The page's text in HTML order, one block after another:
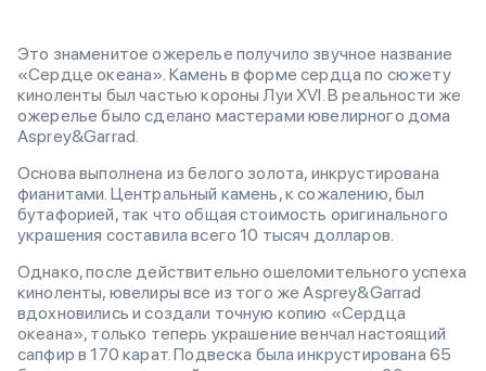
Это знаменитое ожерелье получило звучное название
«Сердце океана». Камень в форме сердца по сюжету
киноленты был частью короны Луи XVI. В реальности же
ожерелье было сделано мастерами ювелирного дома
Asprey&Garrad.
Основа выполнена из белого золота, инкрустирована
фианитами. Центральный камень, к сожалению, был
бутафорией, так что общая стоимость оригинального
украшения составила всего 10 тысяч долларов.
Однако, после действительно ошеломительного успеха
киноленты, ювелиры все из того же Asprey&Garrad
вдохновились и создали точную копию «Сердца
океана», только теперь украшение венчал настоящий
сапфир в 170 карат. Подвеска была инкрустирована 65